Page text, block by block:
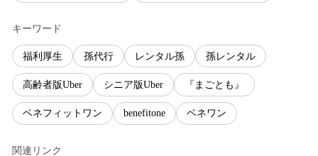
キーワード
福利厚生 孫代行 レンタル孫 孫レンタル
高齢者版Uber シニア版Uber 『まごとも』
ベネフィットワン benefitone ベネワン
関連リンク